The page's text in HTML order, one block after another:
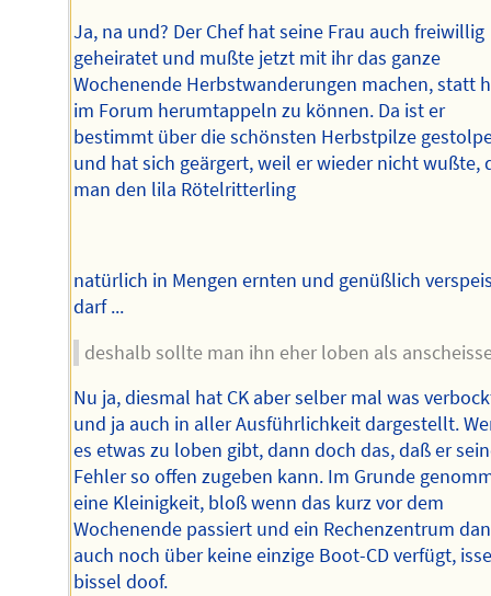
Ja, na und? Der Chef hat seine Frau auch freiwillig
geheiratet und mußte jetzt mit ihr das ganze
Wochenende Herbstwanderungen machen, statt
im Forum herumtappeln zu können. Da ist er
bestimmt über die schönsten Herbstpilze
und hat sich geärgert, weil er wieder nicht wußte,
man den lila Rötelritterling
natürlich in Mengen ernten und genüßlich
darf ...
deshalb sollte man ihn eher loben als
Nu ja, diesmal hat CK aber selber mal was
und ja auch in aller Ausführlichkeit dargestellt.
es etwas zu loben gibt, dann doch das, daß er
Fehler so offen zugeben kann. Im Grunde
eine Kleinigkeit, bloß wenn das kurz vor dem
Wochenende passiert und ein Rechenzentrum
auch noch über keine einzige Boot-CD verfügt,
bissel doof.